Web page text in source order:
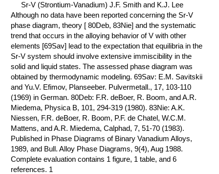
ХИМИЯ НА
ПРОИЗВОДСТВЕ
И ХИМИЧЕСКАЯ
ТЕХНОЛОГИЯ
КОНТАКТЫ
Sr-V (Strontium-Vanadium) J.F. Smith and K.J. Lee
Although no data have been reported concerning the Sr-V
phase diagram, theory [ 80Deb, 83Nie] and the systematic
trend that occurs in the alloying behavior of V with other
elements [69Sav] lead to the expectation that equilibria in the
Sr-V system should involve extensive immiscibility in the
solid and liquid states. The assessed phase diagram was
obtained by thermodynamic modeling. 69Sav: E.M. Savitskii
and Yu.V. Efimov, Planseeber. Pulvermetall., 17, 103-110
(1969) in German. 80Deb: F.R. deBoer, R. Boom, and A.R.
Miedema, Physica B, 101, 294-319 (1980). 83Nie: A.K.
Niessen, F.R. deBoer, R. Boom, P.F. de Chatel, W.C.M.
Mattens, and A.R. Miedema, Calphad, 7, 51-70 (1983).
Published in Phase Diagrams of Binary Vanadium Alloys,
1989, and Bull. Alloy Phase Diagrams, 9(4), Aug 1988.
Complete evaluation contains 1 figure, 1 table, and 6
references. 1